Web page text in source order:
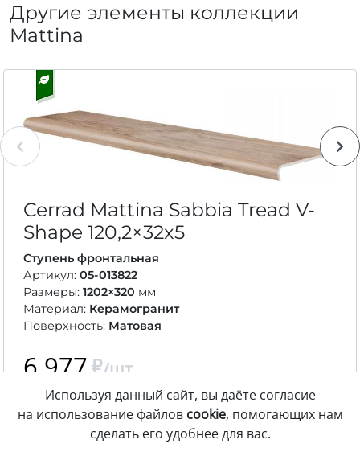
Другие элементы коллекции
Mattina
Cerrad Mattina Sabbia Tread V-
Shape 120,2×32x5
Ступень фронтальная
Артикул: 05-013822
Размеры: 1202×320 мм
Материал: Керамогранит
Поверхность: Матовая
6 977 /шт.
В корзину
Используя данный сайт, вы даёте согласие
на использование файлов cookie, помогающих нам
сделать его удобнее для вас.